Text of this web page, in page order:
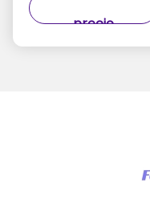
elevadoras sin
precio